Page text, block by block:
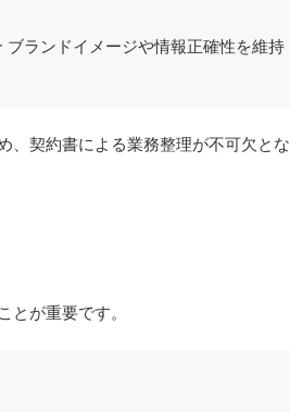
ランドイメージや情報正確性を維持
、契約書による業務整理が不可欠とな
とが重要です。